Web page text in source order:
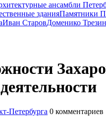
ансамбли
зданияПамятники
Иван СтаровДоменико
Петербурга 0 комментариев